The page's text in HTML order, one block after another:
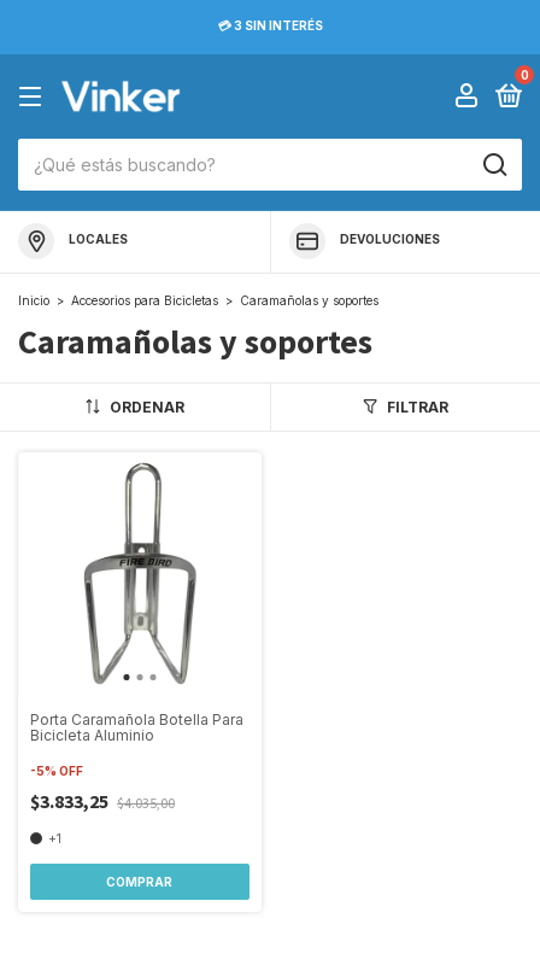
💳 3 SIN INTERÉS
0
LOCALES DEVOLUCIONES
Inicio > Accesorios para Bicicletas > Caramañolas y soportes
Caramañolas y soportes
ORDENAR FILTRAR
Porta Caramañola Botella Para
Bicicleta Aluminio
-5% OFF
$3.833,25 $4.035,00
+1
COMPRAR